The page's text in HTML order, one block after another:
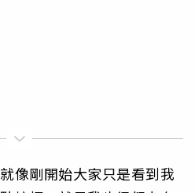
像剛開始大家只是看到我